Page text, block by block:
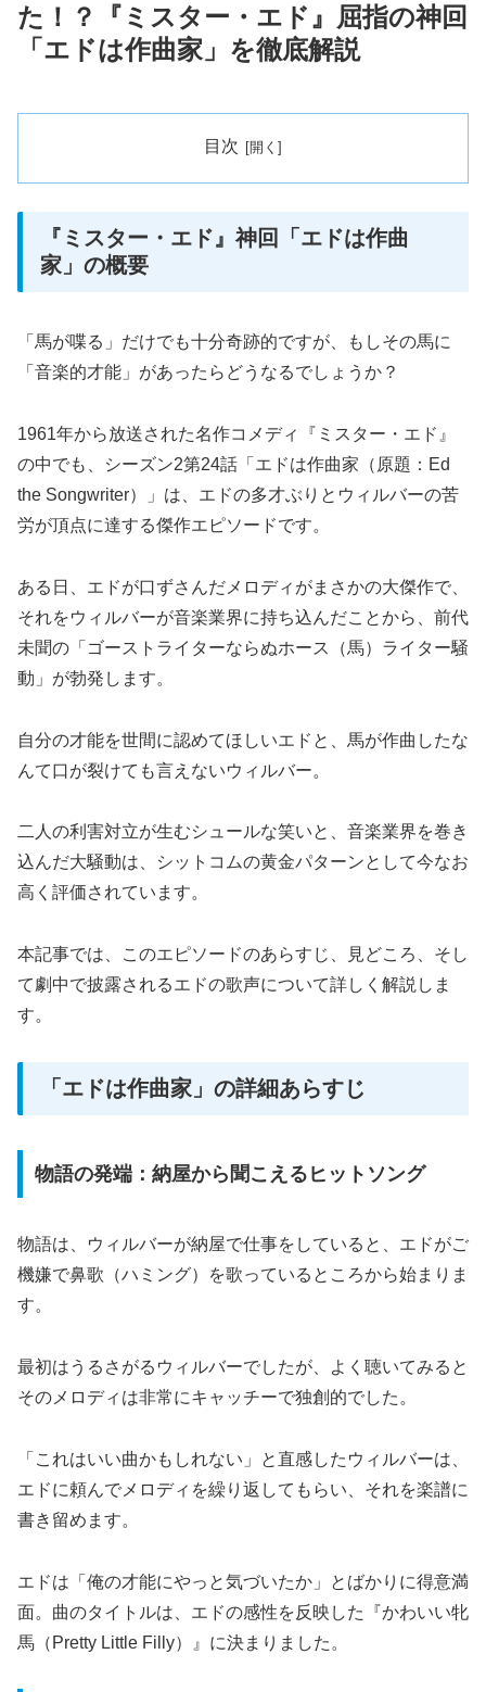
た！？『ミスター・エド』屈指の神回
「エドは作曲家」を徹底解説
目次
『ミスター・エド』神回「エドは作曲
家」の概要
「馬が喋る」だけでも十分奇跡的ですが、もしその馬に
「音楽的才能」があったらどうなるでしょうか？
1961年から放送された名作コメディ『ミスター・エド』
の中でも、シーズン2第24話「エドは作曲家（原題：Ed
the Songwriter）」は、エドの多才ぶりとウィルバーの苦
労が頂点に達する傑作エピソードです。
ある日、エドが口ずさんだメロディがまさかの大傑作で、
それをウィルバーが音楽業界に持ち込んだことから、前代
未聞の「ゴーストライターならぬホース（馬）ライター騒
動」が勃発します。
自分の才能を世間に認めてほしいエドと、馬が作曲したな
んて口が裂けても言えないウィルバー。
二人の利害対立が生むシュールな笑いと、音楽業界を巻き
込んだ大騒動は、シットコムの黄金パターンとして今なお
高く評価されています。
本記事では、このエピソードのあらすじ、見どころ、そし
て劇中で披露されるエドの歌声について詳しく解説しま
す。
「エドは作曲家」の詳細あらすじ
物語の発端：納屋から聞こえるヒットソング
物語は、ウィルバーが納屋で仕事をしていると、エドがご
機嫌で鼻歌（ハミング）を歌っているところから始まりま
す。
最初はうるさがるウィルバーでしたが、よく聴いてみると
そのメロディは非常にキャッチーで独創的でした。
「これはいい曲かもしれない」と直感したウィルバーは、
エドに頼んでメロディを繰り返してもらい、それを楽譜に
書き留めます。
エドは「俺の才能にやっと気づいたか」とばかりに得意満
面。曲のタイトルは、エドの感性を反映した『かわいい牝
馬（Pretty Little Filly）』に決まりました。